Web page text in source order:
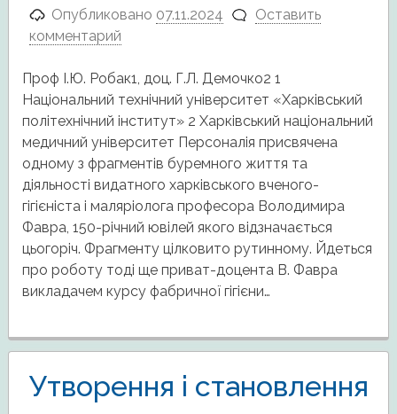
Опубликовано 07.11.2024
Оставить
комментарий
Проф І.Ю. Робак1, доц. Г.Л. Демочко2 1
Національний технічний університет «Харківський
політехнічний інститут» 2 Харківський національний
медичний університет Персоналія присвячена
одному з фрагментів буремного життя та
діяльності видатного харківського вченого-
гігієніста і маляріолога професора Володимира
Фавра, 150-річний ювілей якого відзначається
цьогоріч. Фрагменту цілковито рутинному. Йдеться
про роботу тоді ще приват-доцента В. Фавра
викладачем курсу фабричної гігієни…
Утворення і становлення